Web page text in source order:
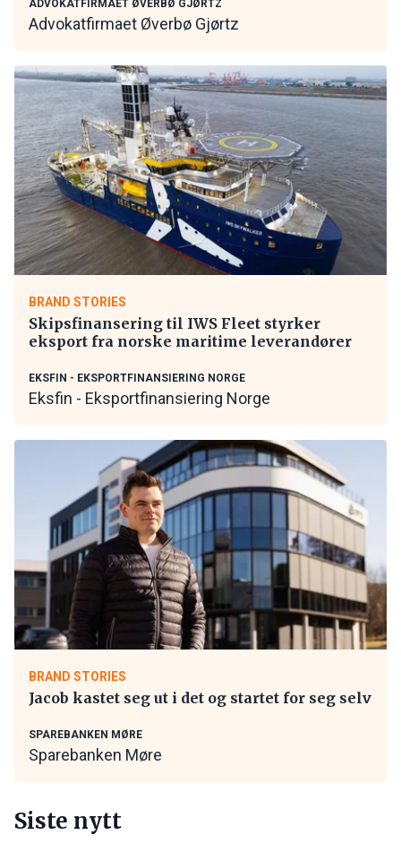
ADVOKATFIRMAET ØVERBØ GJØRTZ
Advokatfirmaet Øverbø Gjørtz
BRAND STORIES
Skipsfinansering til IWS Fleet styrker
eksport fra norske maritime leverandører
EKSFIN - EKSPORTFINANSIERING NORGE
Eksfin - Eksportfinansiering Norge
BRAND STORIES
Jacob kastet seg ut i det og startet for seg selv
SPAREBANKEN MØRE
Sparebanken Møre
Siste nytt